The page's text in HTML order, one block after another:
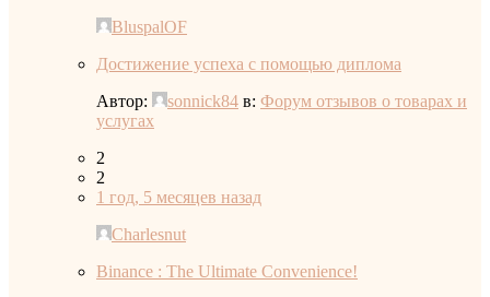
BluspalOF
Достижение успеха с помощью диплома
Автор:
sonnick84 в: Форум отзывов о товарах и
услугах
2
2
1 год, 5 месяцев назад
Charlesnut
Binance : The Ultimate Convenience!